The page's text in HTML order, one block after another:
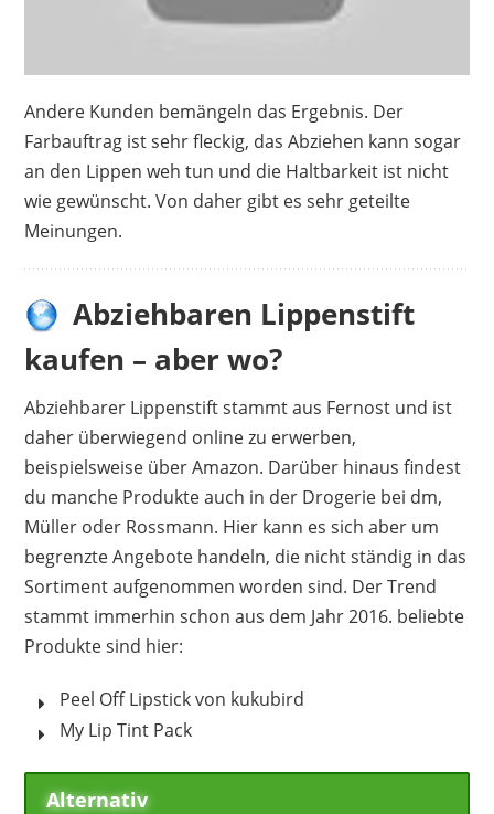
Andere Kunden bemängeln das Ergebnis. Der
Farbauftrag ist sehr fleckig, das Abziehen kann sogar
an den Lippen weh tun und die Haltbarkeit ist nicht
wie gewünscht. Von daher gibt es sehr geteilte
Meinungen.
Abziehbaren Lippenstift
kaufen – aber wo?
Abziehbarer Lippenstift stammt aus Fernost und ist
daher überwiegend online zu erwerben,
beispielsweise über Amazon. Darüber hinaus findest
du manche Produkte auch in der Drogerie bei dm,
Müller oder Rossmann. Hier kann es sich aber um
begrenzte Angebote handeln, die nicht ständig in das
Sortiment aufgenommen worden sind. Der Trend
stammt immerhin schon aus dem Jahr 2016. beliebte
Produkte sind hier:
Peel Off Lipstick von kukubird
My Lip Tint Pack
Alternativ